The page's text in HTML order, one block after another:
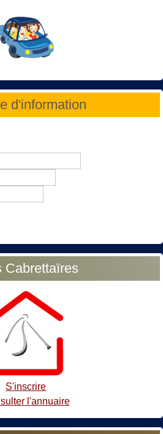
d'information
Cabrettaïres
S'inscrire
l'annuaire